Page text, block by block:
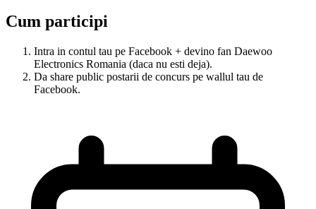
Cum participi
Intra in contul tau pe Facebook + devino fan Daewoo
Electronics Romania (daca nu esti deja).
Da share public postarii de concurs pe wallul tau de
Facebook.